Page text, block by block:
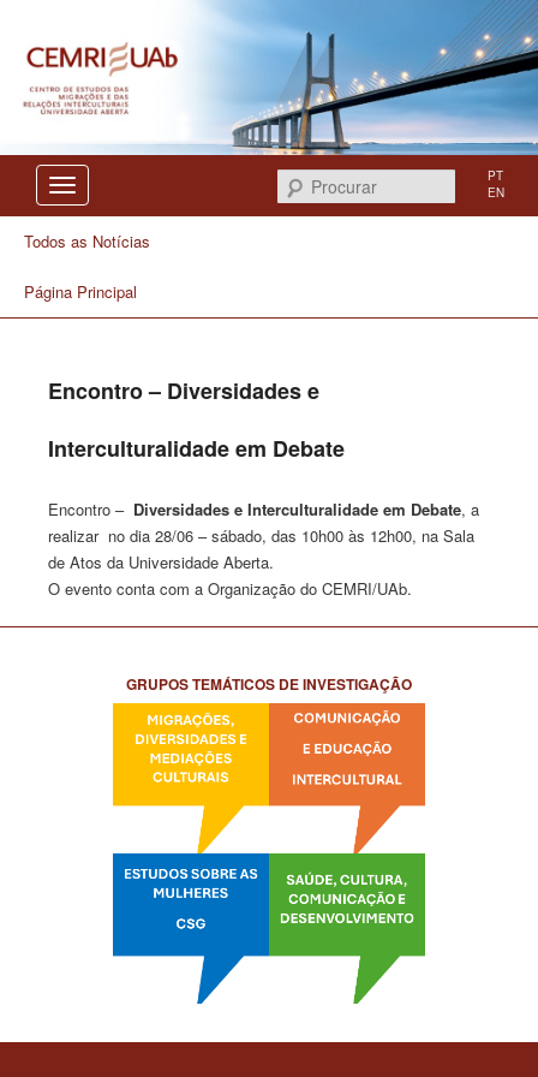
CEMRI
Procurar
PT
EN
Todos as Notícias
Página Principal
Encontro – Diversidades e
Interculturalidade em Debate
Encontro – Diversidades e Interculturalidade em Debate, a
realizar no dia 28/06 – sábado, das 10h00 às 12h00, na Sala
de Atos da Universidade Aberta.
O evento conta com a Organização do CEMRI/UAb.
GRUPOS TEMÁTICOS DE INVESTIGAÇÃO